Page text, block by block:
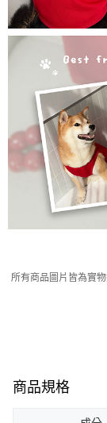
所有商品圖片皆為實
商品規格